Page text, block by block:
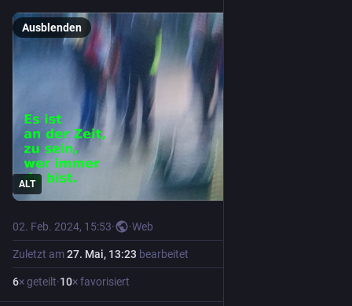
ALT
Ausblenden
02. Feb. 2024, 15:53· ·Web
Zuletzt am27. Mai, 13:23 bearbeitet
6× geteilt·10× favorisiert